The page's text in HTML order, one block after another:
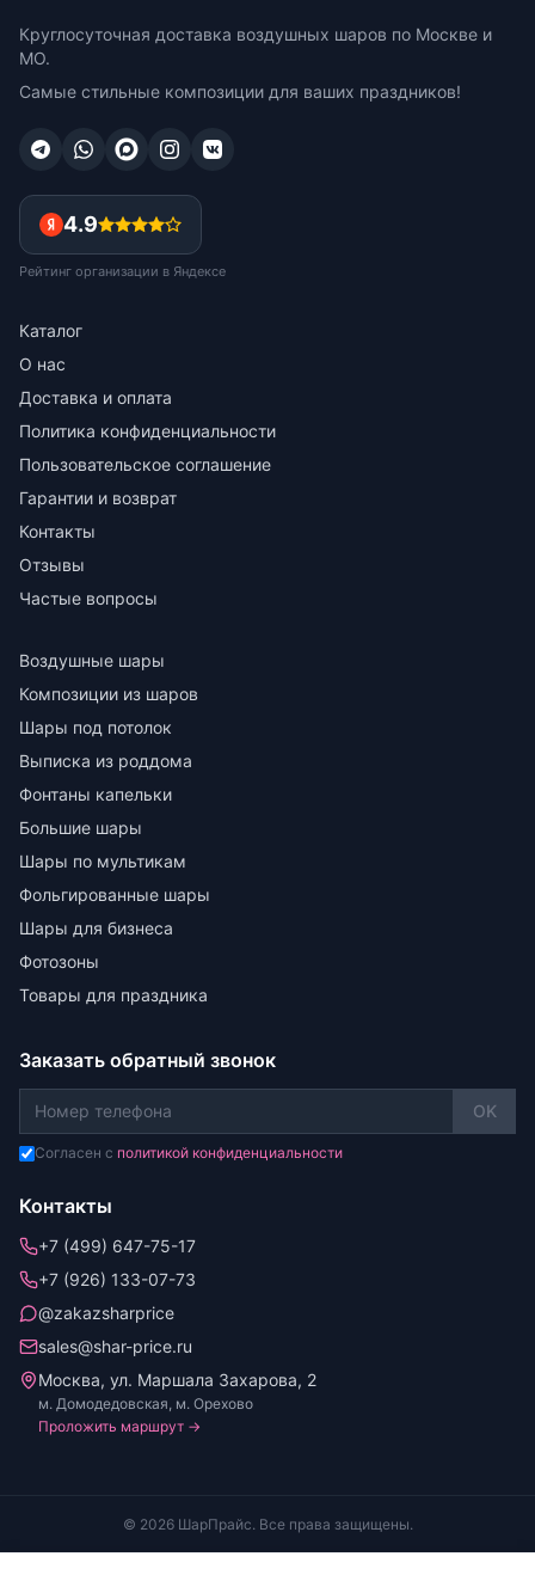
Круглосуточная доставка воздушных шаров по Москве и
МО.
Самые стильные композиции для ваших праздников!
4.9
Рейтинг организации в Яндексе
Каталог
О нас
Доставка и оплата
Политика конфиденциальности
Пользовательское соглашение
Гарантии и возврат
Контакты
Отзывы
Частые вопросы
Воздушные шары
Композиции из шаров
Шары под потолок
Выписка из роддома
Фонтаны капельки
Большие шары
Шары по мультикам
Фольгированные шары
Шары для бизнеса
Фотозоны
Товары для праздника
Заказать обратный звонок
OK
Согласен с политикой конфиденциальности
Контакты
+7 (499) 647-75-17
+7 (926) 133-07-73
@zakazsharprice
sales@shar-price.ru
Москва, ул. Маршала Захарова, 2
м. Домодедовская, м. Орехово
Проложить маршрут →
© 2026 ШарПрайс. Все права защищены.